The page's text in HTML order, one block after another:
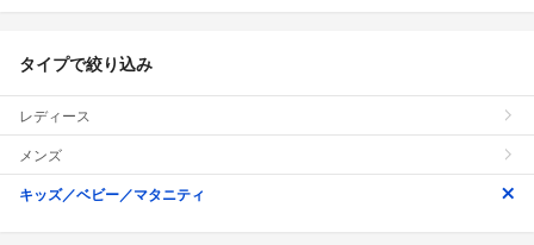
タイプで絞り込み
レディース
メンズ
キッズ／ベビー／マタニティ